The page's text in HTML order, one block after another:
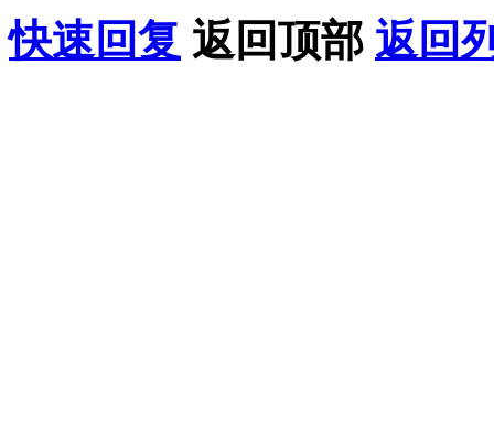
快速回复 返回顶部 返回